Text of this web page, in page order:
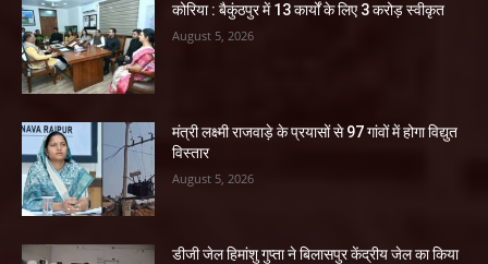
कोरिया : बैकुंठपुर में 13 कार्यों के लिए 3 करोड़ स्वीकृत
August 5, 2026
मंत्री लक्ष्मी राजवाड़े के प्रयासों से 97 गांवों में होगा विद्युत
विस्तार
August 5, 2026
डीजी जेल हिमांशु गुप्ता ने बिलासपुर केंद्रीय जेल का किया